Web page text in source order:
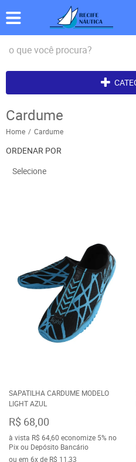
Cardume
Home Cardume
ORDENAR POR
Selecione
SAPATILHA CARDUME MODELO
LIGHT AZUL
R$ 68,00
à vista R$ 64,60 economize 5%no
Pix ou Depósito Bancário
ou em 6xde R$ 11,33